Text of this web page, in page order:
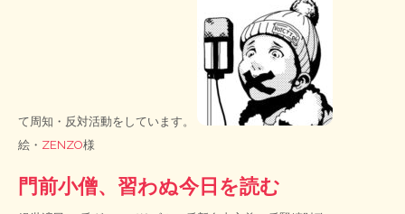
て周知・反対活動をしています。
絵・ ZENZO様
門前小僧、習わぬ今日を読む